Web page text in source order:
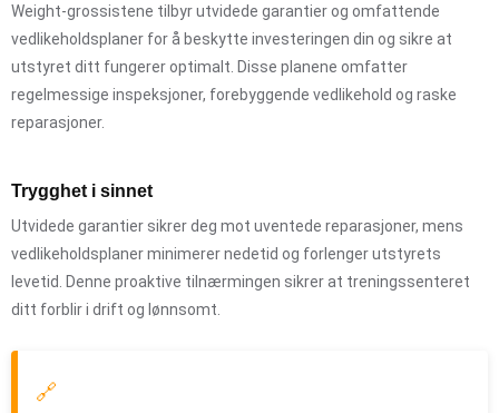
Weight-grossistene tilbyr utvidede garantier og omfattende
vedlikeholdsplaner for å beskytte investeringen din og sikre at
utstyret ditt fungerer optimalt. Disse planene omfatter
regelmessige inspeksjoner, forebyggende vedlikehold og raske
reparasjoner.
Trygghet i sinnet
Utvidede garantier sikrer deg mot uventede reparasjoner, mens
vedlikeholdsplaner minimerer nedetid og forlenger utstyrets
levetid. Denne proaktive tilnærmingen sikrer at treningssenteret
ditt forblir i drift og lønnsomt.
🔗